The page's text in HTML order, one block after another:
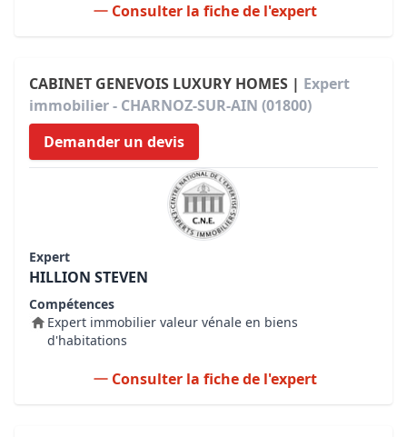
Consulter la fiche de l'expert
CABINET GENEVOIS LUXURY HOMES | Expert
immobilier - CHARNOZ-SUR-AIN (01800)
Demander un devis
Expert
HILLION STEVEN
Compétences
Expert immobilier valeur vénale en biens
d'habitations
Consulter la fiche de l'expert